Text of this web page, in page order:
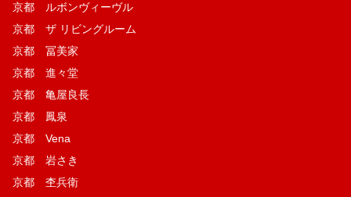
京都 ルボンヴィーヴル
京都 ザ リビングルーム
京都 冨美家
京都 進々堂
京都 亀屋良長
京都 鳳泉
京都 Vena
京都 岩さき
京都 杢兵衛